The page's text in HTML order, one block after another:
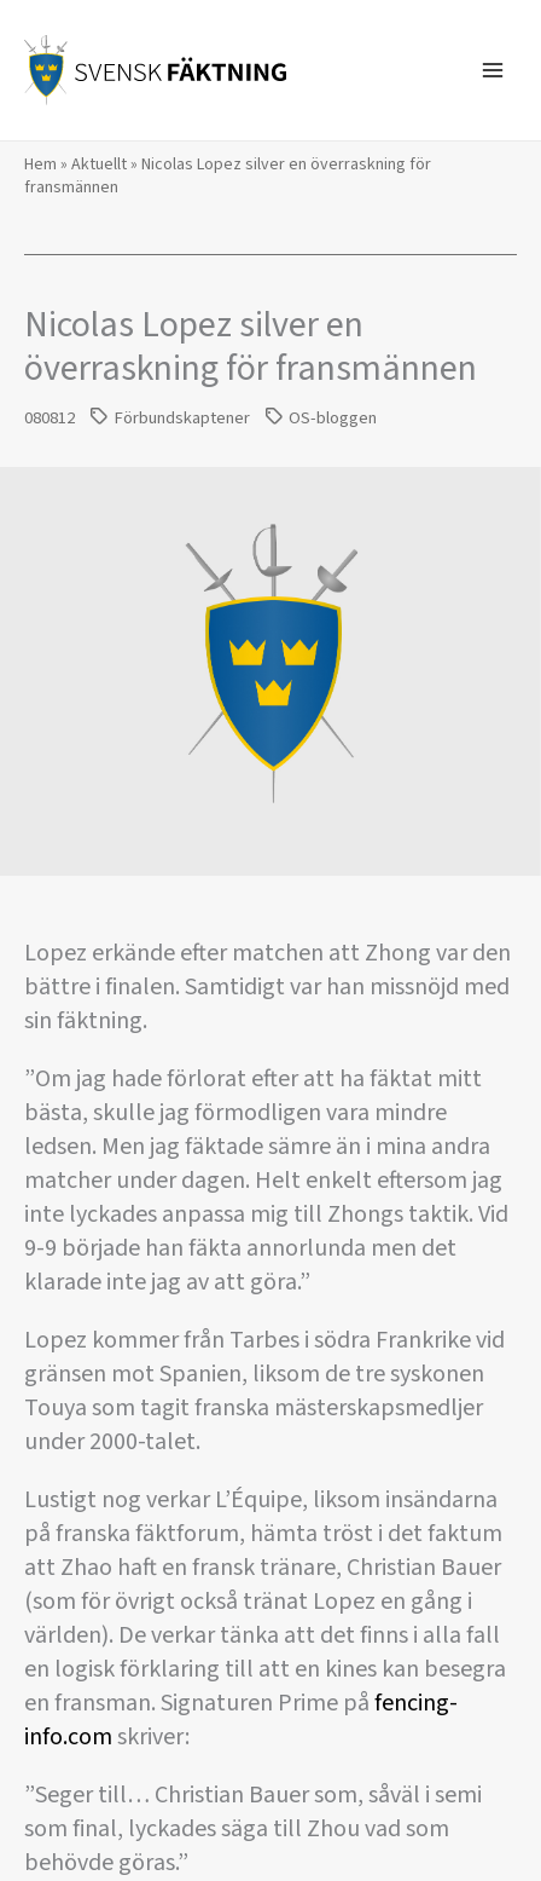
innehåll
Hem » Aktuellt» Nicolas Lopez silver en överraskning för
fransmännen
Nicolas Lopez silver en
överraskning för fransmännen
080812 Förbundskaptener OS-bloggen
Lopez erkände efter matchen att Zhong var den
bättre i finalen. Samtidigt var han missnöjd med
sin fäktning.
”Om jag hade förlorat efter att ha fäktat mitt
bästa, skulle jag förmodligen vara mindre
ledsen. Men jag fäktade sämre än i mina andra
matcher under dagen. Helt enkelt eftersom jag
inte lyckades anpassa mig till Zhongs taktik. Vid
9-9 började han fäkta annorlunda men det
klarade inte jag av att göra.”
Lopez kommer från Tarbes i södra Frankrike vid
gränsen mot Spanien, liksom de tre syskonen
Touya som tagit franska mästerskapsmedljer
under 2000-talet.
Lustigt nog verkar L’Équipe, liksom insändarna
på franska fäktforum, hämta tröst i det faktum
att Zhao haft en fransk tränare, Christian Bauer
(som för övrigt också tränat Lopez en gång i
världen). De verkar tänka att det finns i alla fall
en logisk förklaring till att en kines kan besegra
en fransman. Signaturen Prime påfencing-
info.comskriver:
”Seger till… Christian Bauer som, såväl i semi
som final, lyckades säga till Zhou vad som
behövde göras.”